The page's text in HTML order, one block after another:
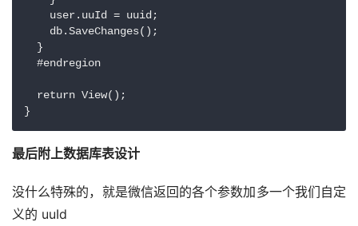
    user.uuId = uuid;
    db.SaveChanges();
  }
  #endregion
  return View();
最后附上数据库表设计
没什么特殊的，就是微信返回的各个参数加多一个我们自定
义的 uuId